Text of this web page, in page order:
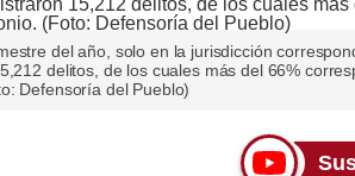
del año, solo en la jurisdicción
delitos, de los cuales más del 66%
Defensoría del Pueblo)